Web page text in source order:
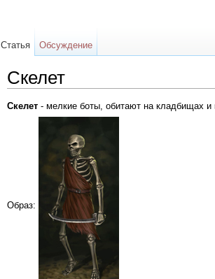
Скелет
Скелет - мелкие боты, обитают на кладбищах и
Образ:
Статья Обсуждение